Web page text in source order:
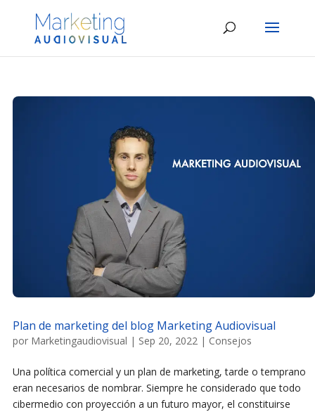
Plan de marketing del blog Marketing Audiovisual
por Marketingaudiovisual | Sep 20, 2022 | Consejos
Una política comercial y un plan de marketing, tarde o temprano
eran necesarios de nombrar. Siempre he considerado que todo
cibermedio con proyección a un futuro mayor, el constituirse